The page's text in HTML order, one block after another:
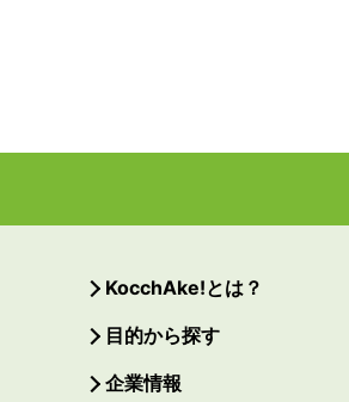
KocchAke!とは？
目的から探す
企業情報